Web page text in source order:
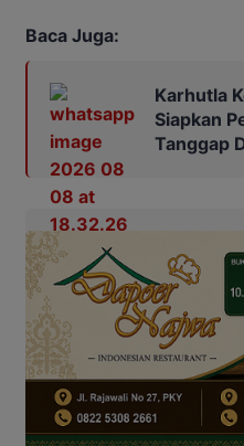
Baca Juga:
Karhutla
Siapkan
Tanggap